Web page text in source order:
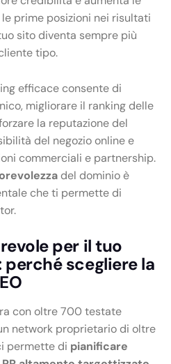
prime posizioni nei risultati
sito diventa sempre più
tipo.
efficace consente di
migliorare il ranking delle
la reputazione del
del negozio online e
commerciali e partnership.
del dominio è
che ti permette di
per il tuo
scegliere la
con oltre 700 testate
network proprietario di oltre
permette di pianificare